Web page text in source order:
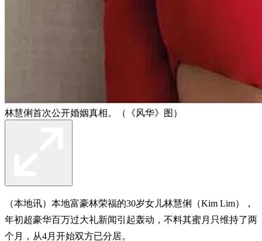
林慧俐首次公开婚姻真相。（《风华》图）
（本地讯）本地富豪林荣福的30岁女儿林慧俐（Kim Lim），
年初超豪华百万过大礼新闻引起轰动，不料其蜜月只维持了两
个月，从4月开始双方已分居。